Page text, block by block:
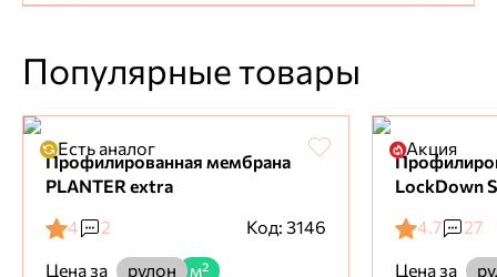
Популярные товары
Есть аналог
Профилированная мембрана
PLANTER extra
4
2
Код: 3146
Цена за
рулон м²
Акция
LockDown
4.7
27
Цена за